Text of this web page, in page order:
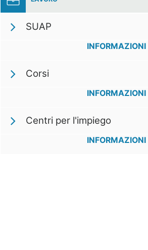
SUAP
INFORMAZIONI
Corsi
INFORMAZIONI
Centri per l'impiego
INFORMAZIONI